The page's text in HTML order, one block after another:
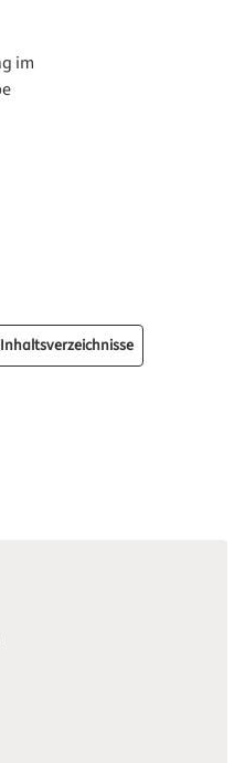
Inhaltsverzeichnisse